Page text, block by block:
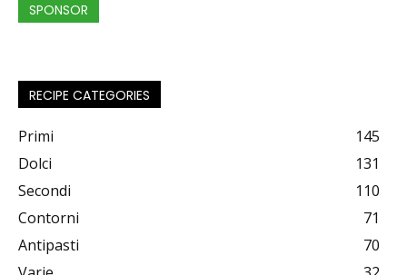
SPONSOR
RECIPE CATEGORIES
Primi
145
Dolci
131
Secondi
110
Contorni
71
Antipasti
70